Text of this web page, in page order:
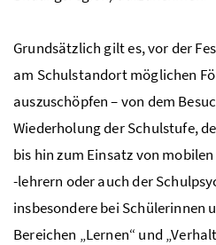
Grundsätzlich gilt es, vor der
am Schulstandort möglichen
auszuschöpfen – von dem
Wiederholung der Schulstufe,
bis hin zum Einsatz von
-lehrern oder auch der
insbesondere bei Schülerinnen
Bereichen „Lernen“ und